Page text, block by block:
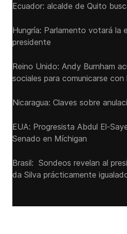
Ecuador: alcalde de Quito
Hungría: Parlamento votará la
presidente
Reino Unido: Andy ‌Burnham
sociales para comunicarse
Nicaragua: Claves sobre
EUA: Progresista Abdul El-
Senado ‌en Míchigan
Brasil: Sondeos revelan al
da Silva prácticamente